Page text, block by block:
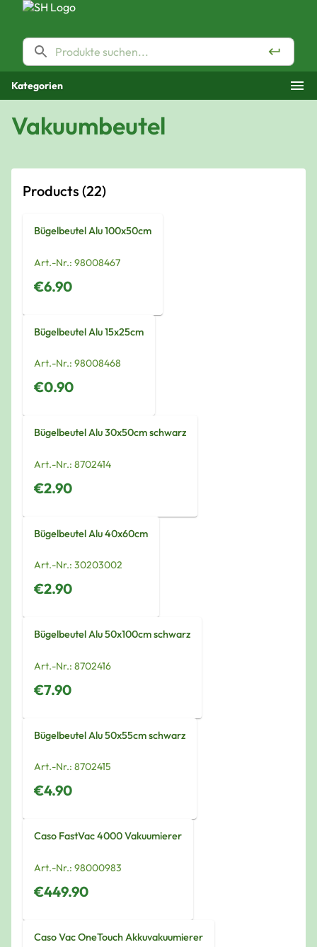
Kategorien
Vakuumbeutel
Products (22)
Bügelbeutel Alu 100x50cm
Art.-Nr.: 98008467
€6.90
Bügelbeutel Alu 15x25cm
Art.-Nr.: 98008468
€0.90
Bügelbeutel Alu 30x50cm schwarz
Art.-Nr.: 8702414
€2.90
Bügelbeutel Alu 40x60cm
Art.-Nr.: 30203002
€2.90
Bügelbeutel Alu 50x100cm schwarz
Art.-Nr.: 8702416
€7.90
Bügelbeutel Alu 50x55cm schwarz
Art.-Nr.: 8702415
€4.90
Caso FastVac 4000 Vakuumierer
Art.-Nr.: 98000983
€449.90
Caso Vac OneTouch Akkuvakuumierer